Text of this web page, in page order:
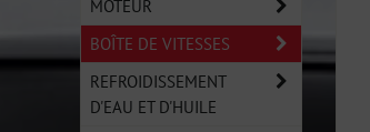
MOTEUR
BOÎTE DE VITESSES
REFROIDISSEMENT
D'EAU ET D'HUILE